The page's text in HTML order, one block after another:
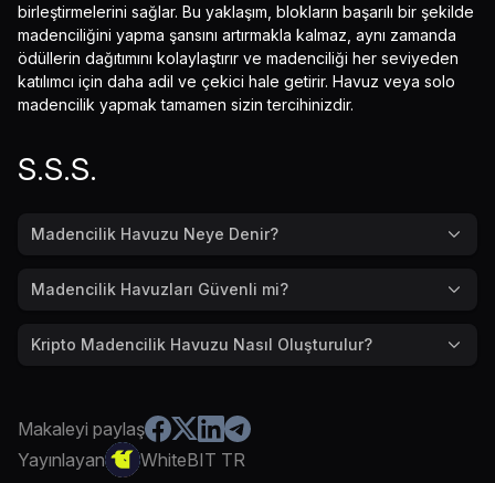
birleştirmelerini sağlar. Bu yaklaşım, blokların başarılı bir şekilde
madenciliğini yapma şansını artırmakla kalmaz, aynı zamanda
ödüllerin dağıtımını kolaylaştırır ve madenciliği her seviyeden
katılımcı için daha adil ve çekici hale getirir. Havuz veya solo
madencilik yapmak tamamen sizin tercihinizdir.
S.S.S.
Madencilik Havuzu Neye Denir?
Madencilik Havuzları Güvenli mi?
Kripto Madencilik Havuzu Nasıl Oluşturulur?
Makaleyi paylaş
Yayınlayan
WhiteBIT TR